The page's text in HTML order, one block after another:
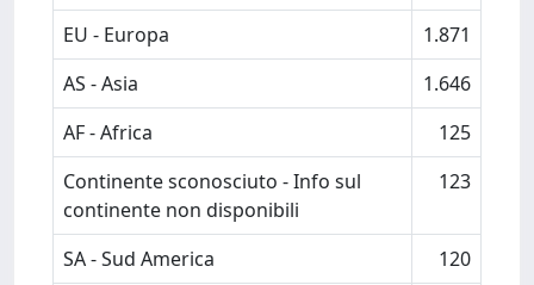
EU - Europa
1.871
AS - Asia
1.646
AF - Africa
125
Continente sconosciuto - Info sul
continente non disponibili
123
SA - Sud America
120